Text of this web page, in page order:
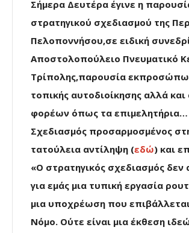
Σήμερα Δευτέρα έγινε η
στρατηγικού σχεδιασμού της
Πελοποννήσου,σε ειδική
Αποστολοπούλειο Πνευματικό
Τρίπολης,παρουσία
τοπικής αυτοδιοίκησης αλλά
φορέων όπως τα επιμελητήρια…
Σχεδιασμός προσαρμοσμένος
τατούλεια αντίληψη (εδώ) και
«Ο στρατηγικός σχεδιασμός δεν
για εμάς μια τυπική εργασία
μια υποχρέωση που
Νόμο. Ούτε είναι μια έκθεση